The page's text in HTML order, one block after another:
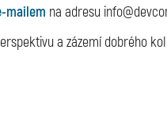
mailem na adresu
a zázemí dobrého